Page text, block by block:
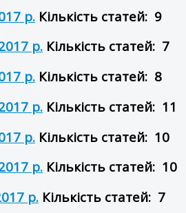
р. Кількість статей: 9
р. Кількість статей: 7
р. Кількість статей: 8
р. Кількість статей: 11
р. Кількість статей: 10
р. Кількість статей: 10
р. Кількість статей: 7